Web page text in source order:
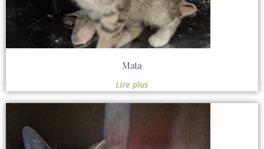
Mata
Lire plus